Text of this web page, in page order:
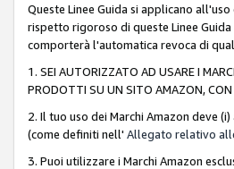
Queste Linee Guida si applicano
rispetto rigoroso di queste Linee
comporterà l'automatica revoca di
1. SEI AUTORIZZATO AD USARE I
PRODOTTI SU UN SITO AMAZON,
2. Il tuo uso dei Marchi Amazon deve
(come definiti nell' Allegato relativo
3. Puoi utilizzare i Marchi Amazon